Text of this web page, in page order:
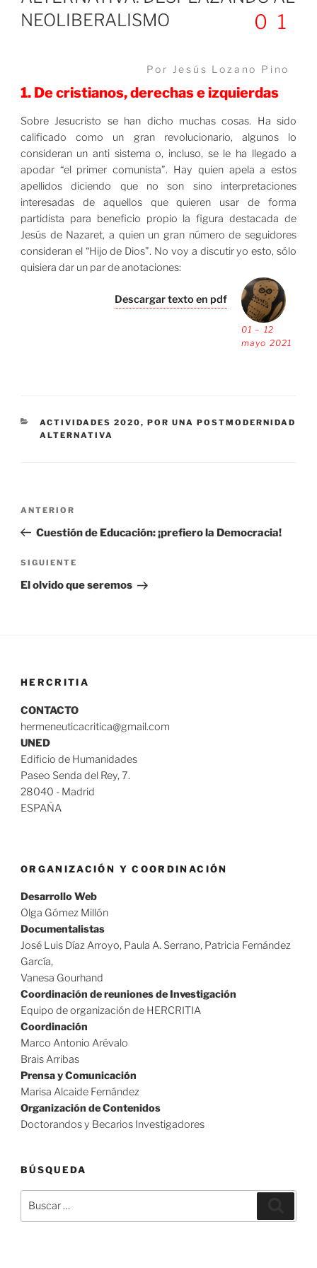
NEOLIBERALISMO
01
Por Jesús Lozano Pino
1. De cristianos, derechas e izquierdas
Sobre Jesucristo se han dicho muchas cosas. Ha sido
calificado como un gran revolucionario, algunos lo
consideran un anti sistema o, incluso, se le ha llegado a
apodar “el primer comunista”. Hay quien apela a estos
apellidos diciendo que no son sino interpretaciones
interesadas de aquellos que quieren usar de forma
partidista para beneficio propio la figura destacada de
Jesús de Nazaret, a quien un gran número de seguidores
consideran el “Hijo de Dios”. No voy a discutir yo esto, sólo
quisiera dar un par de anotaciones:
01 – 12
mayo 2021
Descargar texto en pdf
CATEGORÍAS
ACTIVIDADES 2020,POR UNA POSTMODERNIDAD
ALTERNATIVA
Navegación
entradas
Entrada
anterior:
ANTERIOR
Cuestión de Educación: ¡prefiero la Democracia!
Siguiente
entrada
SIGUIENTE
El olvido que seremos
HERCRITIA
CONTACTO
hermeneuticacritica@gmail.com
UNED
Edificio de Humanidades
Paseo Senda del Rey, 7.
28040 - Madrid
ESPAÑA
ORGANIZACIÓN Y COORDINACIÓN
Desarrollo Web
Olga Gómez Millón
Documentalistas
José Luis Díaz Arroyo, Paula A. Serrano, Patricia Fernández
García,
Vanesa Gourhand
Coordinación de reuniones de Investigación
Equipo de organización de HERCRITIA
Coordinación
Marco Antonio Arévalo
Brais Arribas
Prensa y Comunicación
Marisa Alcaide Fernández
Organización de Contenidos
Doctorandos y Becarios Investigadores
BÚSQUEDA
por: